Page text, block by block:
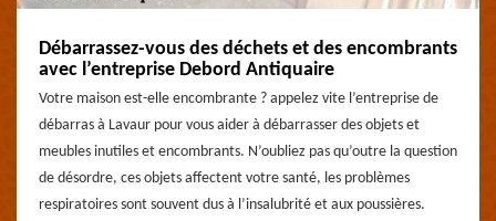
Débarrassez-vous des déchets et des encombrants
avec l’entreprise Debord Antiquaire
Votre maison est-elle encombrante ? appelez vite l’entreprise de
débarras à Lavaur pour vous aider à débarrasser des objets et
meubles inutiles et encombrants. N’oubliez pas qu’outre la question
de désordre, ces objets affectent votre santé, les problèmes
respiratoires sont souvent dus à l’insalubrité et aux poussières.